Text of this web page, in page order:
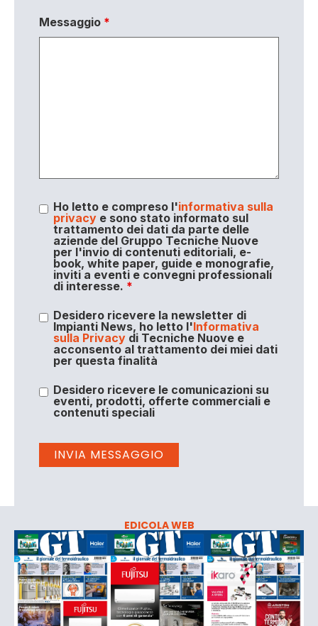
Messaggio *
Ho letto e compreso l'informativa sulla
privacye sono stato informato sul
trattamento dei dati da parte delle
aziende del Gruppo Tecniche Nuove
per l'invio di contenuti editoriali, e-
book, white paper, guide e monografie,
inviti a eventi e convegni professionali
di interesse. *
Desidero ricevere la newsletter di
Impianti News, ho letto l'Informativa
sulla Privacydi Tecniche Nuove e
acconsento al trattamento dei miei dati
per questa finalità
Desidero ricevere le comunicazioni su
eventi, prodotti, offerte commerciali e
contenuti speciali
EDICOLA WEB